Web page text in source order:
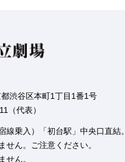
渋谷区本町1丁目1番1号
（代表）
線乗入）「初台駅」中央口直結。
せん。ご注意ください。
せん。